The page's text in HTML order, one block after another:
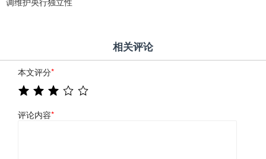
相关评论
本文评分*
评论内容*